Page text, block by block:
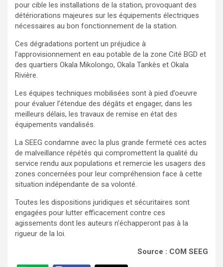
pour cible les installations de la station, provoquant des
détériorations majeures sur les équipements électriques
nécessaires au bon fonctionnement de la station.
Ces dégradations portent un préjudice à
l’approvisionnement en eau potable de la zone Cité BGD et
des quartiers Okala Mikolongo, Okala Tankès et Okala
Rivière.
Les équipes techniques mobilisées sont à pied d’oeuvre
pour évaluer l’étendue des dégâts et engager, dans les
meilleurs délais, les travaux de remise en état des
équipements vandalisés.
La SEEG condamne avec la plus grande fermeté ces actes
de malveillance répétés qui compromettent la qualité du
service rendu aux populations et remercie les usagers des
zones concernées pour leur compréhension face à cette
situation indépendante de sa volonté.
Toutes les dispositions juridiques et sécuritaires sont
engagées pour lutter efficacement contre ces
agissements dont les auteurs n’échapperont pas à la
rigueur de la loi.
Source : COM SEEG